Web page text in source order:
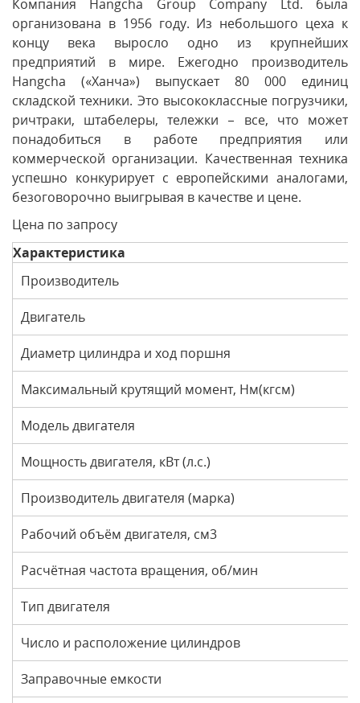
Компания Hangcha Group Company Ltd. была
организована в 1956 году. Из небольшого цеха к
концу века выросло одно из крупнейших
предприятий в мире. Ежегодно производитель
Hangcha («Ханча») выпускает 80 000 единиц
складской техники. Это высококлассные погрузчики,
ричтраки, штабелеры, тележки – все, что может
понадобиться в работе предприятия или
коммерческой организации. Качественная техника
успешно конкурирует с европейскими аналогами,
безоговорочно выигрывая в качестве и цене.
Цена по запросу
Характеристика
Производитель
Двигатель
Диаметр цилиндра и ход поршня
Максимальный крутящий момент, Нм(кгсм)
Модель двигателя
Мощность двигателя, кВт (л.с.)
Производитель двигателя (марка)
Рабочий объём двигателя, см3
Расчётная частота вращения, об/мин
Тип двигателя
Число и расположение цилиндров
Заправочные емкости